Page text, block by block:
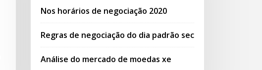
Nos horários de negociação 2020
Regras de negociação do dia padrão sec
Análise do mercado de moedas xe